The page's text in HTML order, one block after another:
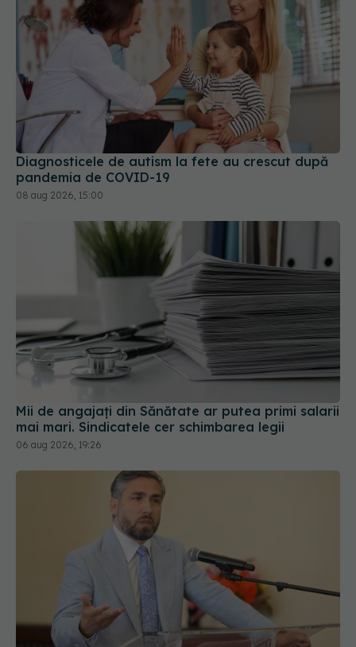
Diagnosticele de autism la fete au crescut după
pandemia de COVID-19
08 aug 2026, 15:00
Mii de angajați din Sănătate ar putea primi salarii
mai mari. Sindicatele cer schimbarea legii
06 aug 2026, 19:26